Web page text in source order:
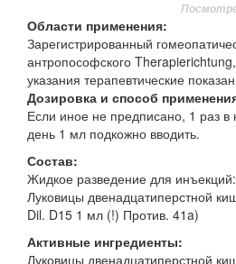
Области применения:
Зарегистрированный
антропософского
указания терапевтические
Дозировка и способ
Если иное не предписано, 1 раз
день 1 мл подкожно вводить.
Состав:
Жидкое разведение для
Луковицы двенадцатиперстной
Dil. D15 1 мл (!) Против. 41a)
Активные ингредиенты:
Луковицы двенадцатиперстной